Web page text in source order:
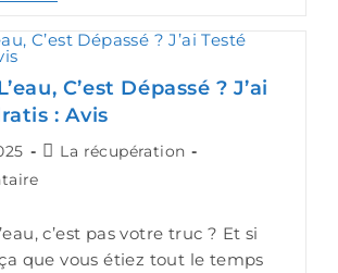
C’est Dépassé ? J’ai
: Avis
La récupération
c’est pas votre truc ? Et si
que vous étiez tout le temps